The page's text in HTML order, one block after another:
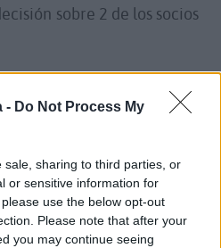
- Do Not Process My
sale, sharing to third parties, or
or sensitive information for
use the below opt-out
Please note that after your
you may continue seeing
sobre 2 de los socios
de poner orden con
gracias a una mal
Juan Jesús, hasta ahora
tres en la candidatura de
electo). Podemos aporta
Cs completa la foto para